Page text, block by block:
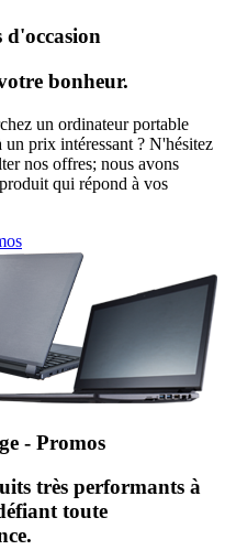
d'occasion
bonheur.
un ordinateur portable
un prix intéressant ? N'hésitez
nos offres; nous avons
qui répond à vos
- Promos
très performants à
toute